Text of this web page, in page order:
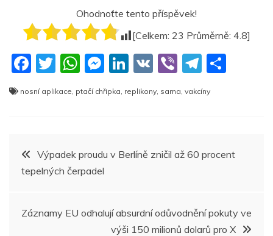
Ohodnoťte tento příspěvek!
[Celkem: 23 Průměrně: 4.8]
F
a
c
o
o
T
w
itt
W
h
at
p
p
M
e
ss
g
Li
n
k
n
V
Vi
er
T
el
e
m
nosní aplikace ptačí chřipka replikony sarna vakcíny
Navigace
pro
příspěvek
Výpadek proudu v Berlíně zničil až 60 procent
tepelných čerpadel
Záznamy EU odhalují absurdní odůvodnění pokuty ve
výši 150 milionů dolarů pro X